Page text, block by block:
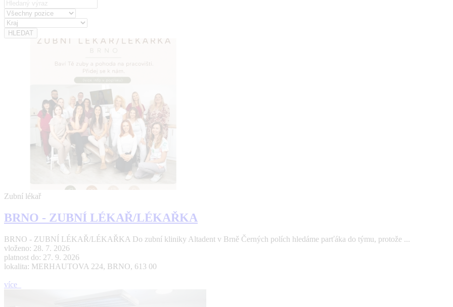
Zubní lékař
BRNO - ZUBNÍ LÉKAŘ/LÉKAŘKA
BRNO - ZUBNÍ LÉKAŘ/LÉKAŘKA Do zubní kliniky Altadent v Brně Černých polích hledáme parťáka do týmu, protože ...
vloženo: 28. 7. 2026
platnost do: 27. 9. 2026
lokalita: MERHAUTOVA 224, BRNO, 613 00
více